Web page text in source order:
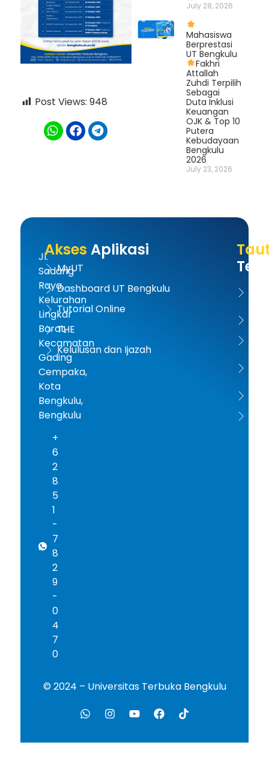
Post Views: 948
July 28, 2026
Mahasiswa
Berprestasi
UT Bengkulu
Fakhri
Attallah
Zuhdi Terpilih
Sebagai
Duta Inklusi
Keuangan
OJK & Top 10
Putera
Kebudayaan
Bengkulu
2026
July 23, 2026
Jl.
Sadang
Raya,
Kelurahan
Lingkar
Barat,
Kecamatan
Gading
Cempaka,
Kota
Bengkulu,
Bengkulu
+
6
2
8
5
1
-
7
8
2
9
-
0
4
7
0
Akses Aplikasi
MyUT
Dashboard UT Bengkulu
Tutorial Online
THE
Kelulusan dan Ijazah
© 2024 – Universitas Terbuka Bengkulu